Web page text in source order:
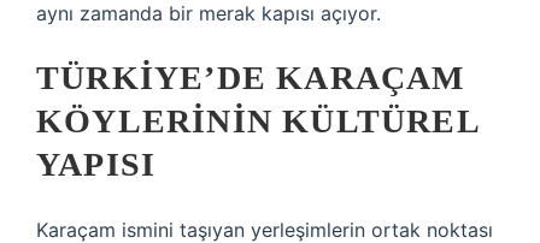
aynı zamanda bir merak kapısı açıyor.
TÜRKIYE’DE KARAÇAM
KÖYLERININ KÜLTÜREL
YAPISI
Karaçam ismini taşıyan yerleşimlerin ortak noktası